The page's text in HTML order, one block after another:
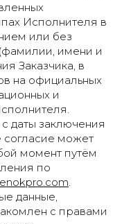
Исполнителя в
или без
имени и
Заказчика, в
на официальных
и
даты заключения
может
момент путём
по
.
данные,
с правами